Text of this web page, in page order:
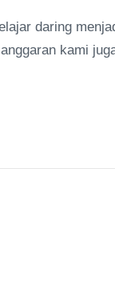
daring
kami